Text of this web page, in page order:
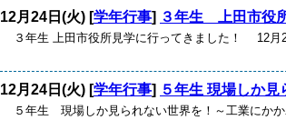
12月24日(火) [学年行事] ３年生 上田市役
３年生 上田市役所見学に行ってきました！ 12月
12月24日(火) [学年行事] ５年生 現場しか
５年生 現場しか見られない世界を！～工業にか